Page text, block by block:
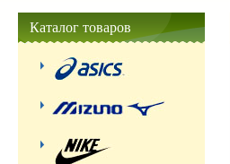
Каталог товаров